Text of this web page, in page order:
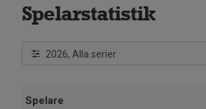
Spelarstatistik
2026, Alla serier
Spelare